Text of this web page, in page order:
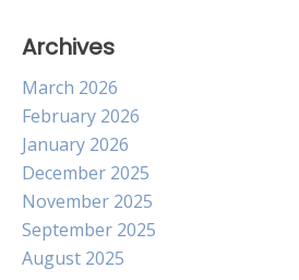
Archives
March 2026
February 2026
January 2026
December 2025
November 2025
September 2025
August 2025